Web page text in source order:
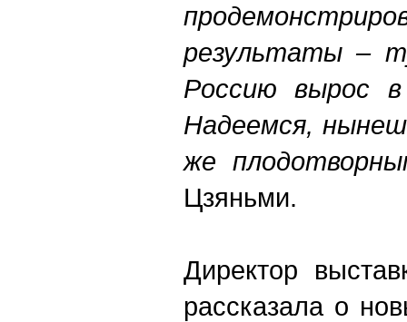
результаты –
Россию вырос
Надеемся,
же
Цзяньми.
Директор
рассказала о